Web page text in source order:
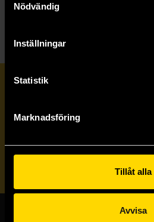
Nödvändig
Inställningar
Statistik
Marknadsföring
Tillåt alla
Avvisa
Prenumerera på